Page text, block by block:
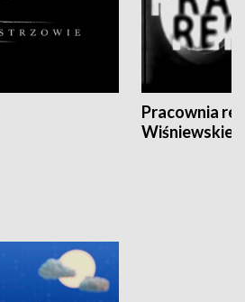
Pracownia